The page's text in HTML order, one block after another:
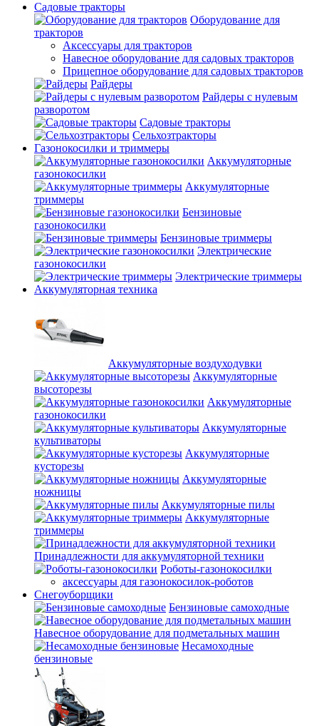
Садовые тракторы
Оборудование для
тракторов
Аксессуары для тракторов
Навесное оборудование для садовых тракторов
Прицепное оборудование для садовых тракторов
Райдеры
Райдеры с нулевым
разворотом
Садовые тракторы
Сельхозтракторы
Газонокосилки и триммеры
Аккумуляторные
газонокосилки
Аккумуляторные
триммеры
Бензиновые
газонокосилки
Бензиновые триммеры
Электрические
газонокосилки
Электрические триммеры
Аккумуляторная техника
Аккумуляторные воздуходувки
Аккумуляторные
высоторезы
Аккумуляторные
газонокосилки
Аккумуляторные
культиваторы
Аккумуляторные
кусторезы
Аккумуляторные
ножницы
Аккумуляторные пилы
Аккумуляторные
триммеры
Принадлежности для аккумуляторной техники
Роботы-газонокосилки
аксессуары для газонокосилок-роботов
Снегоуборщики
Бензиновые самоходные
Навесное оборудование для подметальных машин
Несамоходные
бензиновые